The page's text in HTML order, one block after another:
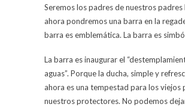
Seremos los padres de nuestros padres
ahora pondremos una barra en la
barra es emblemática. La barra es
La barra es inaugurar el
aguas”. Porque la ducha, simple y
ahora es una tempestad para los viejos
nuestros protectores. No podemos